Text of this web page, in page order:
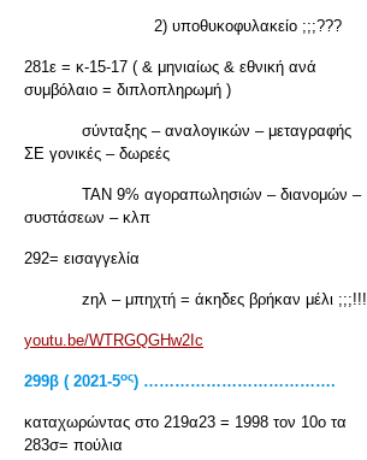
2) υποθυκοφυλακείο ;;;???
281ε = κ-15-17 ( & μηνιαίως & εθνική ανά
συμβόλαιο = διπλοπληρωμή )
σύνταξης – αναλογικών – μεταγραφής
ΣΕ γονικές – δωρεές
ΤΑΝ 9% αγοραπωλησιών – διανομών –
συστάσεων – κλπ
292= εισαγγελία
zηλ – μπηχτή = άκηδες βρήκαν μέλι ;;;!!!
youtu.be/WTRGQGHw2Ic
299β ( 2021-5ος) ……………………………….
καταχωρώντας στο 219α23 = 1998 τον 10ο τα
283σ= πούλια